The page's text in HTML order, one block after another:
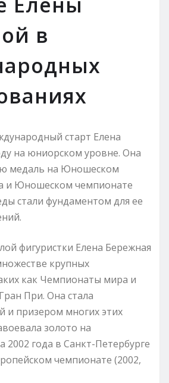
в
старт Елена
на юниорском уровне. Она
медаль на Юношеском
и Юношеском чемпионате
стали фундаментом для ее
фигуристки Елена Бережная
крупных
как Чемпионаты мира и
При. Она стала
и призером многих этих
золото на
года в Санкт-Петербурге
чемпионате (2002,